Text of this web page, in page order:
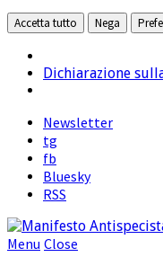
Accetta tutto Nega
Dichiarazione
Newsletter
tg
fb
Bluesky
RSS
Menu Close